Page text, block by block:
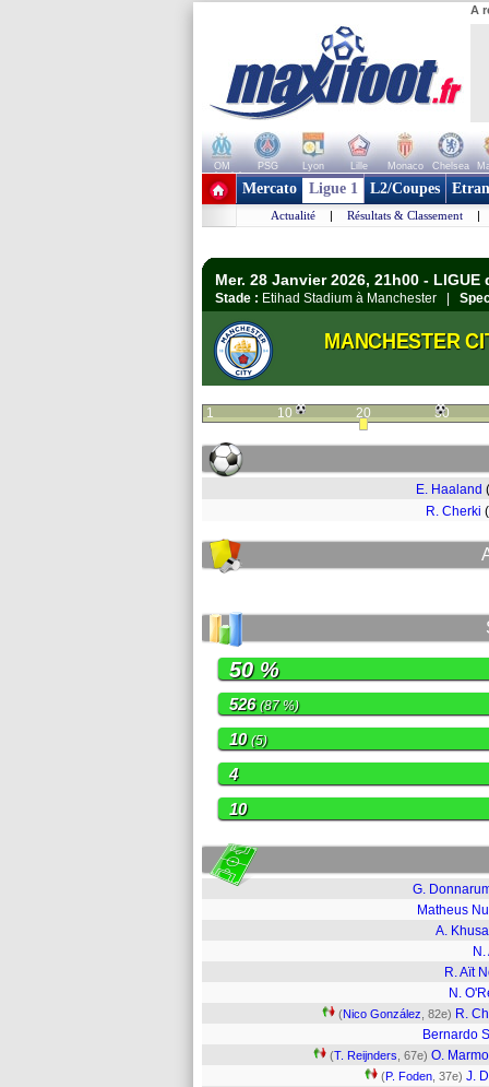
A
OM PSG Lyon Lille Monaco Chelsea
+ de clubs
Mercato Ligue 1 L2/Coupes
Actualité | Résultats & Classement |
Mer. 28 Janvier 2026, 21h00 -
Stade : Etihad Stadium à Manchester |
MANCHESTER
1 10 20 30
E. Haaland
R. Cherki
50 %
526(87 %)
10(5)
4
10
G.
Matheus
A.
N.
R. Aït
N.
(Nico González , 82e) R.
Bernardo
(T. Reijnders , 67e) O.
(P. Foden , 37e) J.